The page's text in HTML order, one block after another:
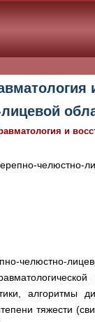
и
челюстно-
челюстно-
алгоритмы
тяжести